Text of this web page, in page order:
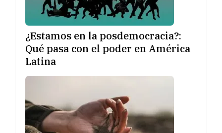
¿Estamos en la posdemocracia?:
Qué pasa con el poder en América
Latina